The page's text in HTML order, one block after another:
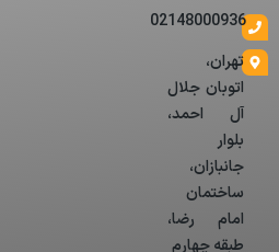
02148000936
تهران،
اتوبان جلال
آل احمد،
بلوار
جانبازان،
ساختمان
امام رضا،
طبقه چهارم